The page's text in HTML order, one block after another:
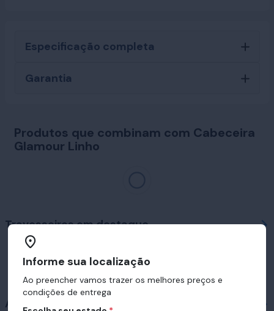
Especificação completa
Garantia
Produtos que combinam com Cabeceira
Glamour Linho
Travesseiros em destaque
Acessórios
Informe sua localização
Ao preencher vamos trazer os melhores preços e
condições de entrega